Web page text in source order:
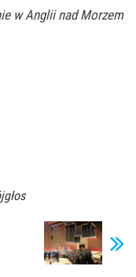
w Anglii nad Morzem